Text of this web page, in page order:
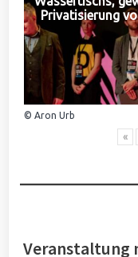
Privatisierung
© Aron Urb
«
Veranstaltung